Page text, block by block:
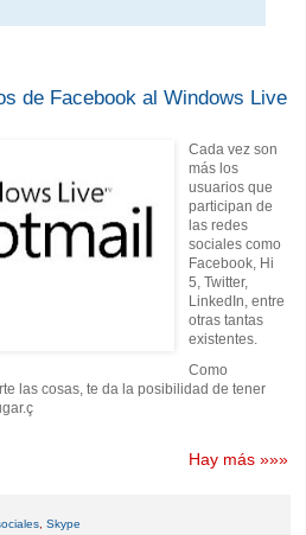
de Facebook al Windows Live
Cada vez son
más los
usuarios que
participan de
las redes
sociales como
Facebook, Hi
5, Twitter,
LinkedIn, entre
otras tantas
existentes.
Como
las cosas, te da la posibilidad de tener
Hay más »»»
Skype